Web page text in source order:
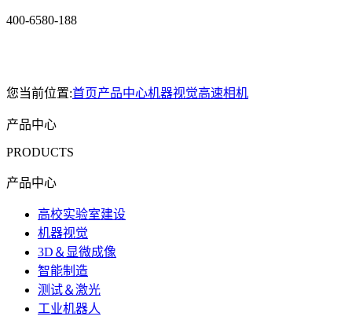
400-6580-188
您当前位置:首页产品中心机器视觉高速相机
产品中心
PRODUCTS
产品中心
高校实验室建设
机器视觉
3D＆显微成像
智能制造
测试＆激光
工业机器人